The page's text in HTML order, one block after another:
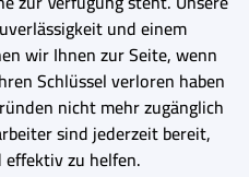
und einem
wir Ihnen zur Seite, wenn
Schlüssel verloren haben
nicht mehr zugänglich
sind jederzeit bereit,
zu helfen.